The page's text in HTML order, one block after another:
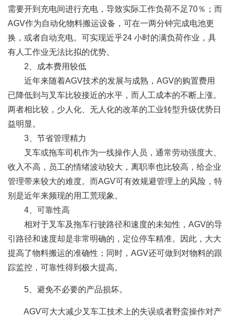
需要开到充电间进行充电，导致实际工作负荷不足70％；而
AGV作为自动化物料搬运设备，可在一两分钟完成电池更
换，或者自动充电。可实现近乎24 小时的满负荷作业，具
有人工作业无法比拟的优势。
2、成本费用较低
近年来随着AGV技术的发展与成熟，AGV的购置费用
已降低到与叉车比较接近的水平，而人工成本的不断上涨。
两者相比较，少人化、无人化的改革的工业转型升级优势日
益明显。
3、节省管理精力
叉车或拖车司机作为一线操作人员，通常劳动强度大、
收入不高，员工的情绪波动较大，离职率也比较高，给企业
管理带来较大的难度。而AGV可有效规避管理上的风险，特
别是近年来频现的用工荒现象。
4、可靠性高
相对于叉车及拖车行驶路径和速度的未知性，AGV的导
引路径和速度却是非常明确的，定位停车精准。因此，大大
提高了物料搬运的准确性；同时，AGV还可做到对物料的跟
踪监控，可靠性得到极大提高。
5、避免不必要的产品损坏。
AGV可大大减少叉车工技术上的失误或者野蛮操作对产